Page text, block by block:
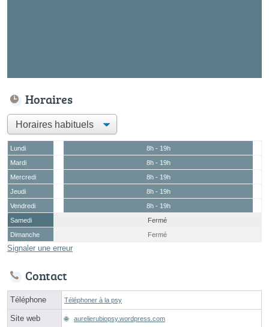
Horaires
Lundi
8h - 19h
Mardi
8h - 19h
Mercredi
8h - 19h
Jeudi
8h - 19h
Vendredi
8h - 19h
Samedi
Fermé
Dimanche
Fermé
Signaler une erreur
Contact
Téléphone Téléphoner à la psy
Site web aurelierubiopsy.wordpress.com